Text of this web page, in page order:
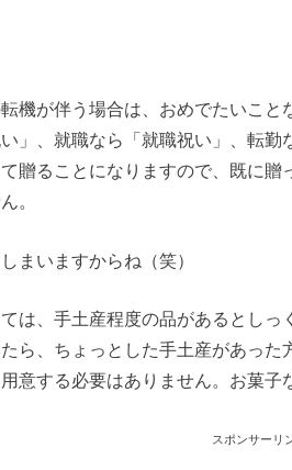
機が伴う場合は、おめでたいこと
」、就職なら「就職祝い」、転
て贈ることになりますので、既に
。
まいますからね（笑）
は、手土産程度の品があるとし
ら、ちょっとした手土産があっ
意する必要はありません。お菓子
スポンサーリ